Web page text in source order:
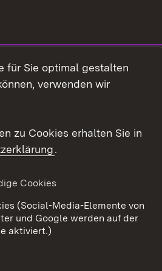
Barrierefreiheit
Cookies
für Sie optimal gestalten
verwenden wir
zu Cookies erhalten Sie in
.
Cookies
(Social-Media-Elemente von
und Google werden auf der
aktiviert.)